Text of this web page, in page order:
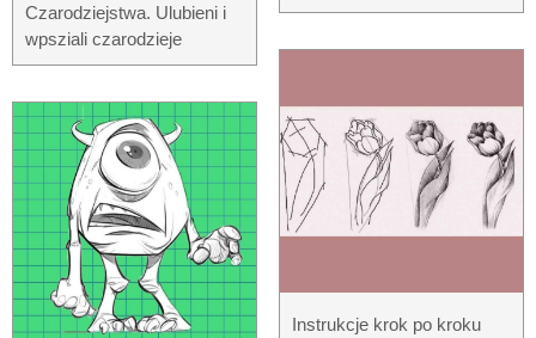
Czarodziejstwa. Ulubieni i
wpsziali czarodzieje
Instrukcje krok po kroku